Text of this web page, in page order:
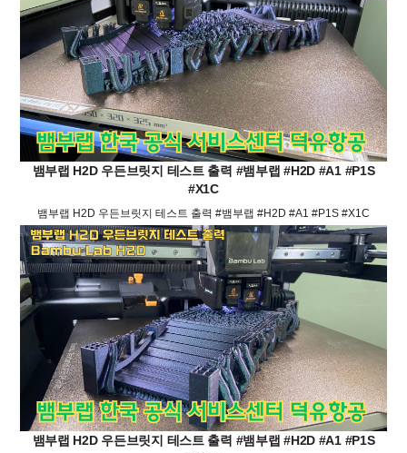
뱀부랩 H2D 우든브릿지 테스트 출력 #뱀부랩 #H2D #A1 #P1S
#X1C
뱀부랩 H2D 우든브릿지 테스트 출력 #뱀부랩 #H2D #A1 #P1S #X1C
뱀부랩 H2D 우든브릿지 테스트 출력 #뱀부랩 #H2D #A1 #P1S